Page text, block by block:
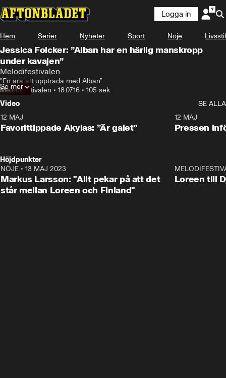
Logga in
Hem Serier Nyheter Sport Nöje Livsstil
Jessica Folcker: ”Alban har en härlig manskropp
under kavajen”
Melodifestivalen
"En ära att uppträda med Alban”
Melodifestivalen • 18.07.16 • 105 sek
Se mer
Video
SE ALLA
12 MAJ
Favorittippade Akylas: ”Är galet”
12 MAJ
Pressen
Höjdpunkter
NÖJE • 13 MAJ 2023
Markus Larsson: "Allt pekar på att det
står mellan Loreen och Finland"
Loreen till